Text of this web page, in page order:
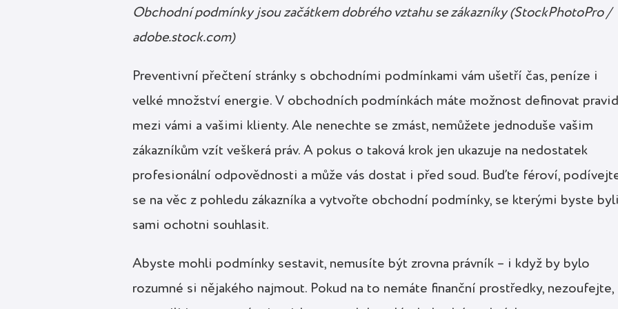
Obchodní podmínky jsou začátkem dobrého vztahu se zákazníky (StockPhotoPro /
adobe.stock.com)
Preventivní přečtení stránky s obchodními podmínkami vám ušetří čas, peníze i
velké množství energie. V obchodních podmínkách máte možnost definovat
mezi vámi a vašimi klienty. Ale nenechte se zmást, nemůžete jednoduše vašim
zákazníkům vzít veškerá práv. A pokus o taková krok jen ukazuje na nedostatek
profesionální odpovědnosti a může vás dostat i před soud. Buďte féroví,
se na věc z pohledu zákazníka a vytvořte obchodní podmínky, se kterými byste byli
sami ochotni souhlasit.
Abyste mohli podmínky sestavit, nemusíte být zrovna právník – i když by bylo
rozumné si nějakého najmout. Pokud na to nemáte finanční prostředky, nezoufejte,